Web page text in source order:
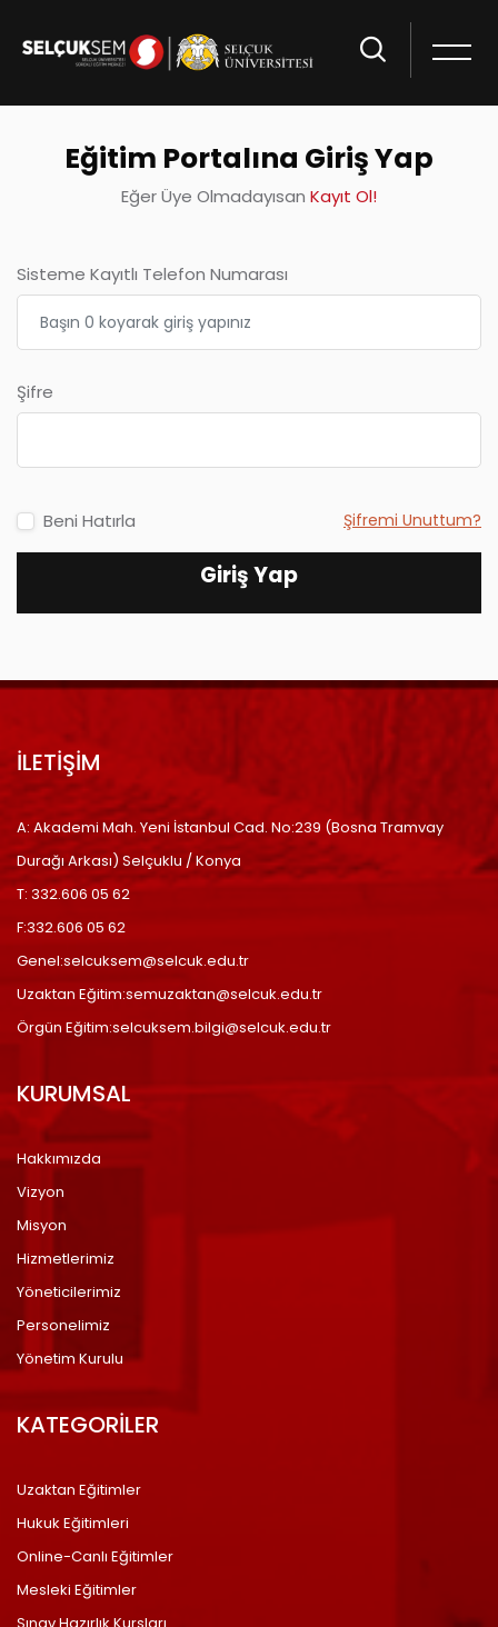
Eğitim Portalına Giriş Yap
Eğer Üye Olmadayısan Kayıt Ol!
Sisteme Kayıtlı Telefon Numarası
Şifre
Beni Hatırla Şifremi Unuttum?
Giriş Yap
İLETİŞİM
A: Akademi Mah. Yeni İstanbul Cad. No:239 (Bosna Tramvay
Durağı Arkası) Selçuklu / Konya
T: 332.606 05 62
F:332.606 05 62
Genel:selcuksem@selcuk.edu.tr
Uzaktan Eğitim:semuzaktan@selcuk.edu.tr
Örgün Eğitim:selcuksem.bilgi@selcuk.edu.tr
KURUMSAL
Hakkımızda
Vizyon
Misyon
Hizmetlerimiz
Yöneticilerimiz
Personelimiz
Yönetim Kurulu
KATEGORİLER
Uzaktan Eğitimler
Hukuk Eğitimleri
Online-Canlı Eğitimler
Mesleki Eğitimler